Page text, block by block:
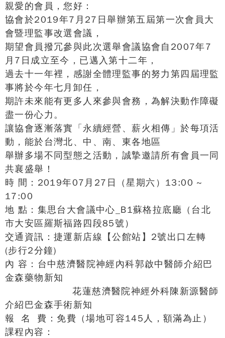
親愛的會員，您好：
協會於2019年7月27日舉辦第五屆第一次會員大
會暨理監事改選會議，
期望會員撥冗參與此次選舉會議協會自2007年7
月7日成立至今，已邁入第十二年，
過去十一年裡，感謝全體理監事的努力第四屆理監
事將於今年七月卸任，
期許未來能有更多人來參與會務，為解決動作障礙
盡一份心力。
讓協會逐漸落實「永續經營、薪火相傳」於每項活
動，能於台灣北、中、南、東各地區
舉辦多場不同型態之活動，誠摯邀請所有會員一同
共襄盛舉！
時 間：2019年07月27日（星期六）13:00 ~
17:00
地 點：集思台大會議中心_B1蘇格拉底廳（台北
市大安區羅斯福路四段85號）
交通資訊：捷運新店線【公館站】2號出口左轉
(步行2分鐘)
內 容：台中慈濟醫院神經內科郭啟中醫師介紹巴
金森藥物新知
花蓮慈濟醫院神經外科陳新源醫師
介紹巴金森手術新知
報 名 費：免費（場地可容145人，額滿為止）
課程內容：